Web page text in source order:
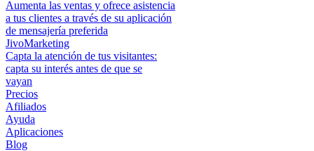
Aumenta las ventas y ofrece asistencia
a tus clientes a través de su aplicación
de mensajería preferida
JivoMarketing
Capta la atención de tus visitantes:
capta su interés antes de que se
vayan
Precios
Afiliados
Ayuda
Aplicaciones
Blog